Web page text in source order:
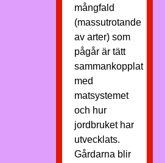
mångfald
(massutrotande
av arter) som
pågår är tätt
sammankopplat
med
matsystemet
och hur
jordbruket har
utvecklats.
Gårdarna blir